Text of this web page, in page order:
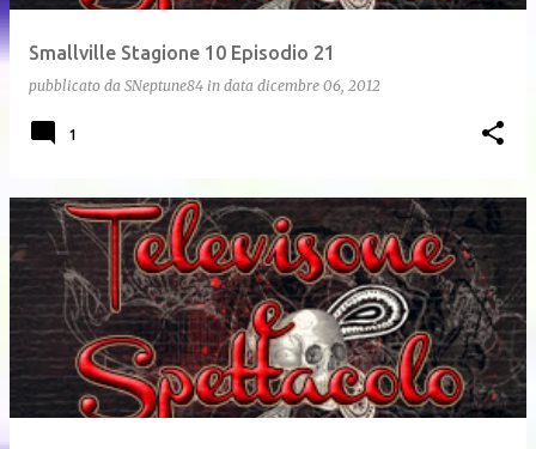
Smallville Stagione 10 Episodio 21
pubblicato da SNeptune84 in data dicembre 06, 2012
1